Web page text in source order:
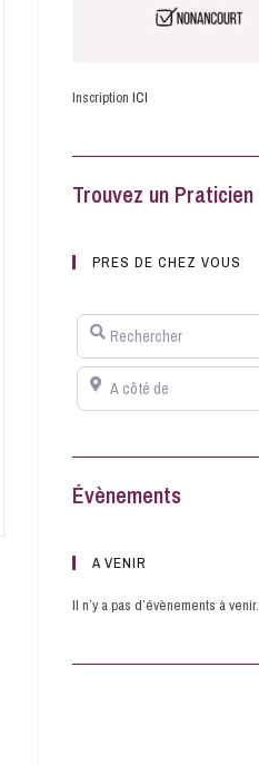
Inscription ICI
Trouvez un Praticien
PRES DE CHEZ VOUS
Rechercher
A côté de
Évènements
A VENIR
Il n’y a pas d’évènements à venir.